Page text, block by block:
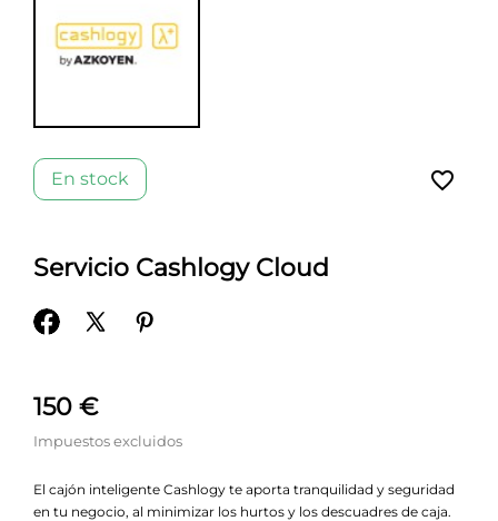
En stock favorite_border
Servicio Cashlogy Cloud
150 €
Impuestos excluidos
El cajón inteligente Cashlogy te aporta tranquilidad y seguridad
en tu negocio, al minimizar los hurtos y los descuadres de caja.